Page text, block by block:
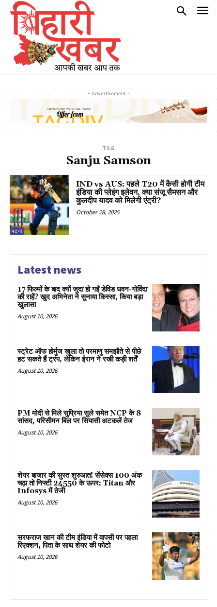
- Advertisement -
TAG
Sanju Samson
पटना
IND vs AUS: पहले T20 में कैसी होगी टीम
इंडिया की प्लेइंग इलेवन, क्या संजू सैमसन और
कुलदीप यादव को मिलेगी एंट्री?
October 28, 2025
Latest news
17 फिल्मों के बाद क्यों जुदा हो गईं डेविड धवन-गोविंदा
की राहें? खुद अभिनेता ने सुनाया किस्सा, किया बड़ा
खुलासा
August 10, 2026
स्ट्रेट ऑफ होर्मुज खुला तो परमाणु समझौते से पीछे
हट सकते हैं ट्रंप, लेकिन ईरान ने रखी कड़ी शर्तें
August 10, 2026
PM मोदी से मिले सुप्रिया सुले समेत NCP के 8
सांसद, परिसीमन बिल पर सियासी अटकलें तेज
August 10, 2026
शेयर बाजार की सुस्त शुरुआत! सेंसेक्स 100 अंक
चढ़ा तो निफ्टी 24550 के ऊपर; Titan और
Infosys में तेजी
August 10, 2026
सरफराज खान की टीम इंडिया में वापसी पर पहला
रिएक्शन, पिता के साथ शेयर की फोटो
August 10, 2026